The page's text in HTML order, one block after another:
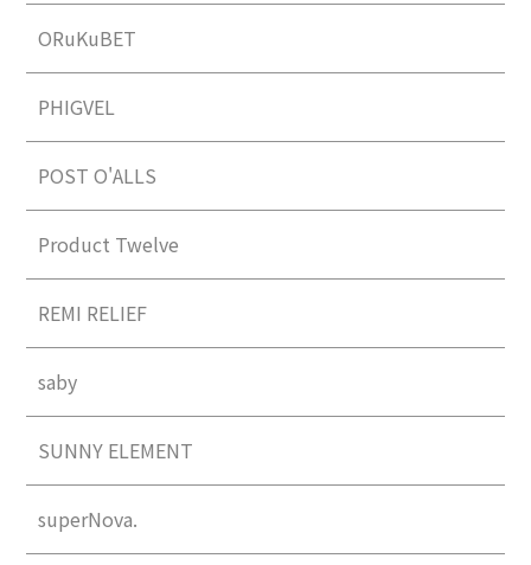
ORuKuBET
PHIGVEL
POST O'ALLS
Product Twelve
REMI RELIEF
saby
SUNNY ELEMENT
superNova.